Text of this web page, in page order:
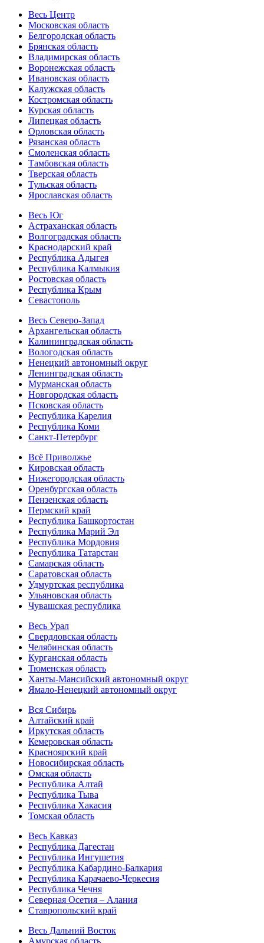
Весь Центр
Московская область
Белгородская область
Брянская область
Владимирская область
Воронежская область
Ивановская область
Калужская область
Костромская область
Курская область
Липецкая область
Орловская область
Рязанская область
Смоленская область
Тамбовская область
Тверская область
Тульская область
Ярославская область
Весь Юг
Астраханская область
Волгоградская область
Краснодарский край
Республика Адыгея
Республика Калмыкия
Ростовская область
Республика Крым
Севастополь
Весь Северо-Запад
Архангельская область
Калининградская область
Вологодская область
Ненецкий автономный округ
Ленинградская область
Мурманская область
Новгородская область
Псковская область
Республика Карелия
Республика Коми
Санкт-Петербург
Всё Приволжье
Кировская область
Нижегородская область
Оренбургская область
Пензенская область
Пермский край
Республика Башкортостан
Республика Марий Эл
Республика Мордовия
Республика Татарстан
Самарская область
Саратовская область
Удмуртская республика
Ульяновская область
Чувашская республика
Весь Урал
Свердловская область
Челябинская область
Курганская область
Тюменская область
Ханты-Мансийский автономный округ
Ямало-Ненецкий автономный округ
Вся Сибирь
Алтайский край
Иркутская область
Кемеровская область
Красноярский край
Новосибирская область
Омская область
Республика Алтай
Республика Тыва
Республика Хакасия
Томская область
Весь Кавказ
Республика Дагестан
Республика Ингушетия
Республика Кабардино-Балкария
Республика Карачаево-Черкесия
Республика Чечня
Северная Осетия – Алания
Ставропольский край
Весь Дальний Восток
Амурская область